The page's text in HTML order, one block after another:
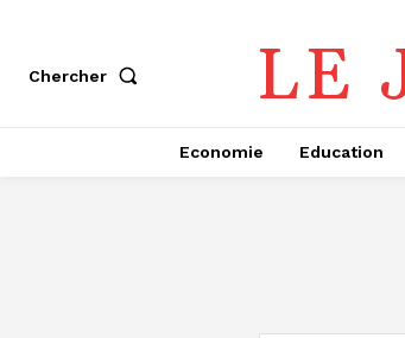
Chercher LE
Economie Education